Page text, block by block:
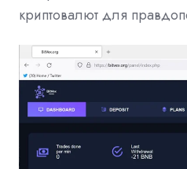
криптовалют для